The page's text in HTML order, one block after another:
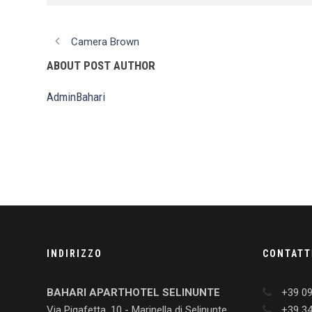
Camera Brown
ABOUT POST AUTHOR
AdminBahari
INDIRIZZO
BAHARI APARTHOTEL SELINUNTE
CONTATTI
+39